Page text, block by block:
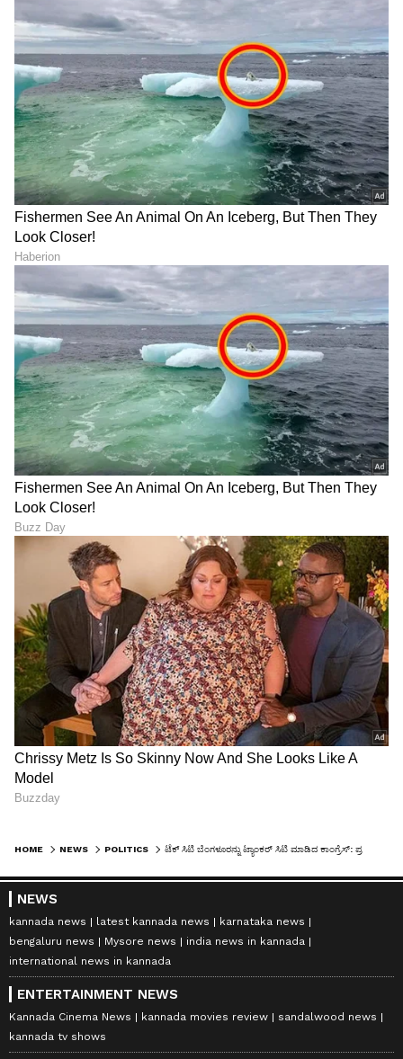
HOME NEWS POLITICS ಟೆಕ್‌ ಸಿಟಿ ಬೆಂಗಳೂರನ್ನು ಟ್ಯಾಂಕರ್‌ ಸಿಟಿ ಮಾಡಿದ ಕಾಂಗ್ರೆಸ್‌: ಪ್ರಧಾನಿ ಮೋದಿ ಕಿಡಿ
NEWS
kannada news latest kannada news
karnataka news
bengaluru news
Mysore news
india news in kannada
international news in kannada
ENTERTAINMENT NEWS
Kannada Cinema News kannada movies review
sandalwood news
kannada tv shows